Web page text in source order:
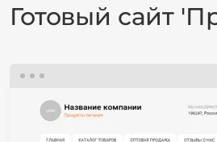
Готовый сайт